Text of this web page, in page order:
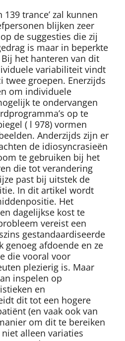
trance’ zal kunnen
blijken zeer
de suggesties die zij
is maar in beperkte
het hanteren van dit
variabiliteit vindt
twee groepen. Enerzijds
om individuele
te ondervangen
op te
( l 978) vormen
Anderzijds zijn er
de idiosyncrasieën
te gebruiken bij het
die tot verandering
past bij uitstek de
In dit artikel wordt
Het
dagelijkse kost te
vereist een
gestandaardiseerde
genoeg afdoende en ze
die vooral voor
plezierig is. Maar
inspelen op
en
dit tot een hogere
(en vaak ook van
om dit te bereiken
alleen variaties